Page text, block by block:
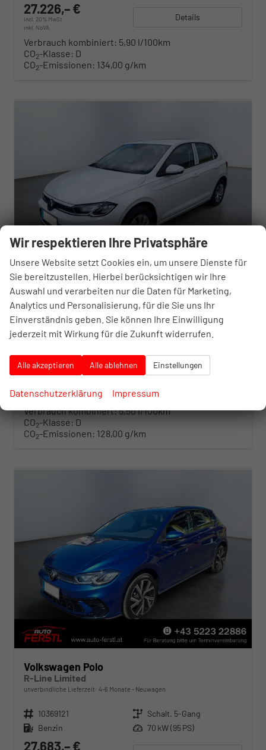
27.226,– €
incl. 20% MwSt.
inkl. NoVA
Details
Verbrauch kombiniert: 5,90 l/100km
CO2-Klasse: D
CO2-Emissionen: 134,00 g/km
Volkswagen Polo
Limited
unverbindliche Lieferzeit: 4-6 Monate Neuwagen
Leistung 85 kW (116 PS)
27.502,– €
inkl. NoVA
Verbrauch kombiniert:5,50 l/100km
CO2-Klasse: D
CO2-Emissionen: 128,00 g/km
Volkswagen Polo
R-Line Limited
unverbindliche Lieferzeit: 4-6 Monate Neuwagen
Fahrzeugnr. 10369121 Getriebe Schalt. 5-Gang
Kraftstoff Benzin Leistung 70 kW (95 PS)
27.683,– €
Wir respektieren Ihre Privatsphäre
Unsere Website setzt Cookies ein, um unsere Dienste für
Sie bereitzustellen. Hierbei berücksichtigen wir Ihre
Auswahl und verarbeiten nur die Daten für Marketing,
Analytics und Personalisierung, für die Sie uns Ihr
Einverständnis geben. Sie können Ihre Einwilligung
jederzeit mit Wirkung für die Zukunft widerrufen.
Alle akzeptieren Alle ablehnen Einstellungen
Datenschutzerklärung Impressum